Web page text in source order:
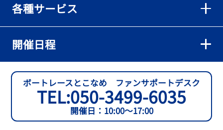
【とこなめボート】準優６枠の西川拓利は「チルトを跳ねる可能性
もあります」
2026年08月02日
【とこなめボート ルーキーシリーズ第15戦】石渡翔一郎 内枠狙うぞ
各種サービス
開催日程
ボートレースとこなめ ファンサポートデスク
TEL:050-3499-6035
開催日：10:00～17:00